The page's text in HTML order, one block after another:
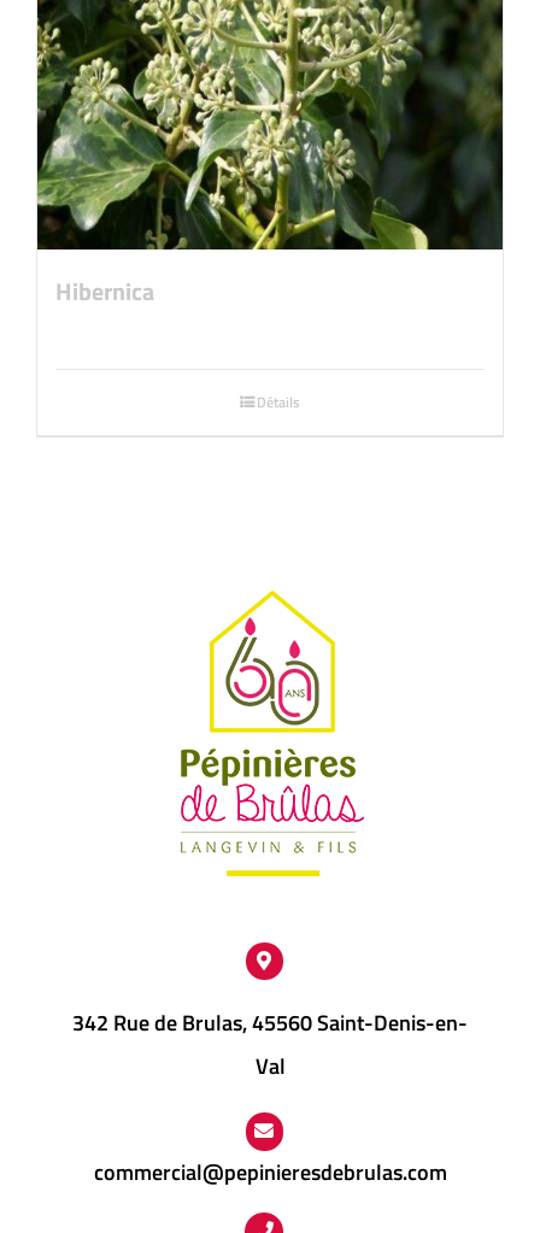
Hibernica
Détails
342 Rue de Brulas, 45560 Saint-Denis-en-
Val
commercial@pepinieresdebrulas.com